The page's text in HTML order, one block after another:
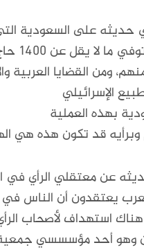
في حديثه على السعودية
ومن القضايا العربية
الإسرائيلي
بهذه العملية
وبرأيه قد تكون هذه
عن معتقلي الرأي في
يعتقدون أن
استهداف لأصحاب
وهو أحد مؤسسسي